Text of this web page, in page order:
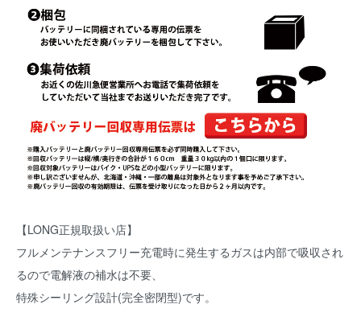
【LONG正規取扱い店】
フルメンテナンスフリー充電時に発生するガスは内部で吸収され
るので電解液の補水は不要、
特殊シーリング設計(完全密閉型)です。